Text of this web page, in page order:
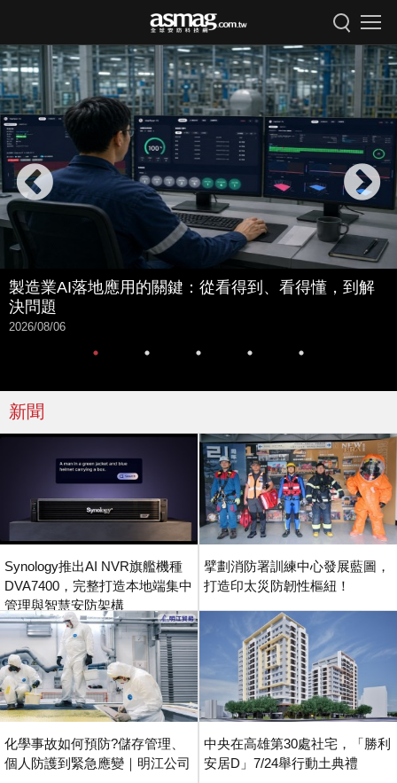
製造業AI落地應用的關鍵：從看得到、看得懂，到解
決問題
2026/08/06
新聞
Synology推出AI NVR旗艦機種
DVA7400，完整打造本地端集中
管理與智慧安防架構
擘劃消防署訓練中心發展藍圖，
打造印太災防韌性樞紐！
化學事故如何預防?儲存管理、
個人防護到緊急應變｜明江公司
中央在高雄第30處社宅，「勝利
安居D」7/24舉行動土典禮